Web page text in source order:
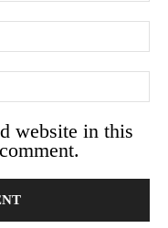
website in this